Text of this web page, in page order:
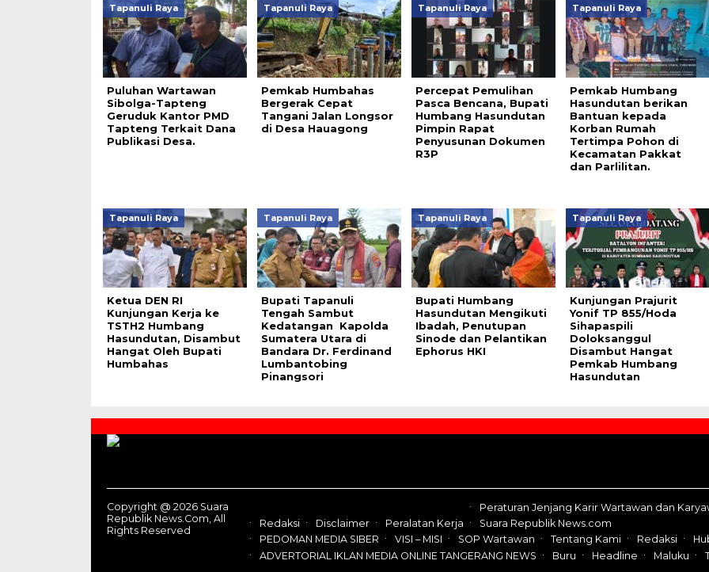
Tapanuli Raya
Puluhan Wartawan
Sibolga-Tapteng
Geruduk Kantor PMD
Tapteng Terkait Dana
Publikasi Desa.
Tapanuli Raya
Pemkab Humbahas
Bergerak Cepat
Tangani Jalan Longsor
di Desa Hauagong
Tapanuli Raya
Percepat Pemulihan
Pasca Bencana, Bupati
Humbang Hasundutan
Pimpin Rapat
Penyusunan Dokumen
R3P
Tapanuli Raya
Pemkab Humbang
Hasundutan berikan
Bantuan kepada
Korban Rumah
Tertimpa Pohon di
Kecamatan Pakkat
dan Parlilitan.
Tapanuli Raya
Ketua DEN RI
Kunjungan Kerja ke
TSTH2 Humbang
Hasundutan, Disambut
Hangat Oleh Bupati
Humbahas
Tapanuli Raya
Bupati Tapanuli
Tengah Sambut
Kedatangan Kapolda
Sumatera Utara di
Bandara Dr. Ferdinand
Lumbantobing
Pinangsori
Tapanuli Raya
Bupati Humbang
Hasundutan Mengikuti
Ibadah, Penutupan
Sinode dan Pelantikan
Ephorus HKI
Tapanuli Raya
Kunjungan Prajurit
Yonif TP 855/Hoda
Sihapaspili
Doloksanggul
Disambut Hangat
Pemkab Humbang
Hasundutan
Copyright @ 2026 Suara
Republik News.Com, All
Rights Reserved
Redaksi Disclaimer Peralatan Kerja
Peraturan Jenjang Karir Wartawan dan
Suara Republik News.com
PEDOMAN MEDIA SIBER
VISI – MISI SOP Wartawan Tentang Kami Redaksi
ADVERTORIAL IKLAN MEDIA ONLINE TANGERANG NEWS
Buru Headline Maluku